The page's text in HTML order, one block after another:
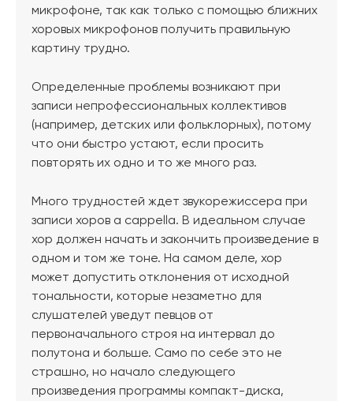
микрофоне, так как только с помощью ближних
хоровых микрофонов получить правильную
картину трудно.
Определенные проблемы возникают при
записи непрофессиональных коллективов
(например, детских или фольклорных), потому
что они быстро устают, если просить
повторять их одно и то же много раз.
Много трудностей ждет звукорежиссера при
записи хоров a cappella. В идеальном случае
хор должен начать и закончить произведение в
одном и том же тоне. На самом деле, хор
может допустить отклонения от исходной
тональности, которые незаметно для
слушателей уведут певцов от
первоначального строя на интервал до
полутона и больше. Само по себе это не
страшно, но начало следующего
произведения программы компакт-диска,